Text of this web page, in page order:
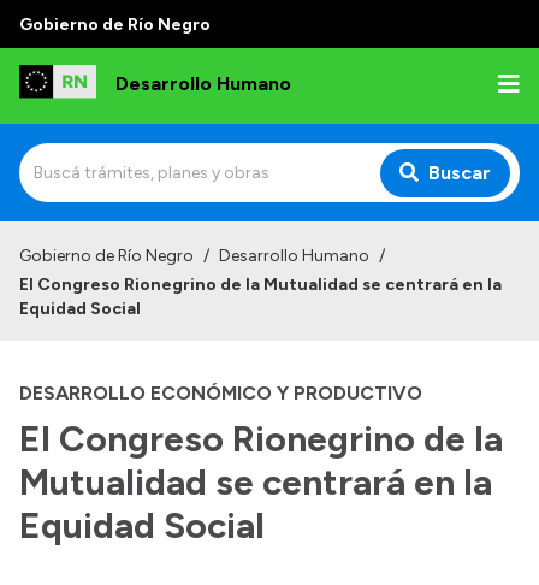
Gobierno de Río Negro
Desarrollo Humano
Buscar
Institucional
Autoridades
Delegaciones
Normativa
Gobierno de Río Negro / Desarrollo Humano /
El Congreso Rionegrino de la Mutualidad se centrará en la
Equidad Social
DESARROLLO ECONÓMICO Y PRODUCTIVO
El Congreso Rionegrino de la
Mutualidad se centrará en la
Equidad Social